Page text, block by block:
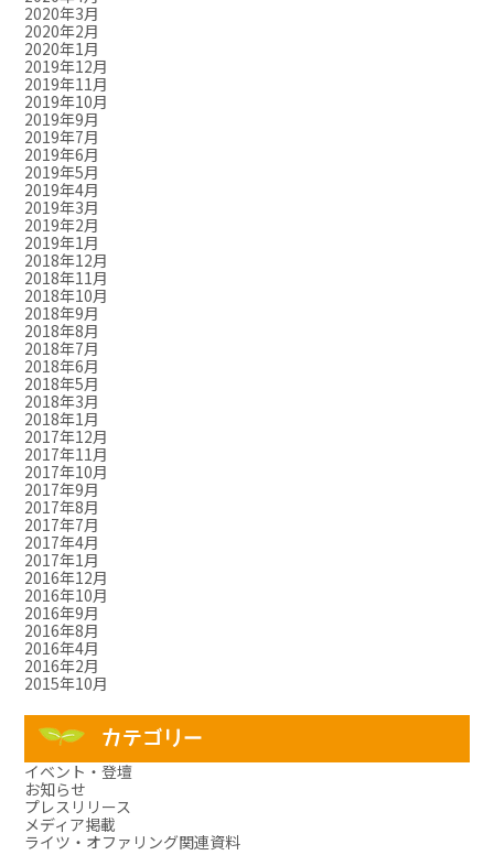
2020年3月
2020年2月
2020年1月
2019年12月
2019年11月
2019年10月
2019年9月
2019年7月
2019年6月
2019年5月
2019年4月
2019年3月
2019年2月
2019年1月
2018年12月
2018年11月
2018年10月
2018年9月
2018年8月
2018年7月
2018年6月
2018年5月
2018年3月
2018年1月
2017年12月
2017年11月
2017年10月
2017年9月
2017年8月
2017年7月
2017年4月
2017年1月
2016年12月
2016年10月
2016年9月
2016年8月
2016年4月
2016年2月
2015年10月
カテゴリー
イベント・登壇
お知らせ
プレスリリース
メディア掲載
ライツ・オファリング関連資料